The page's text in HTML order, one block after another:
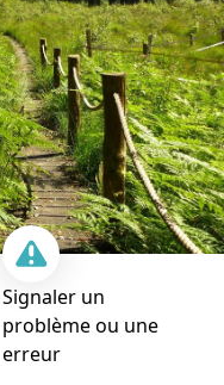
Signaler un
problème ou une
erreur